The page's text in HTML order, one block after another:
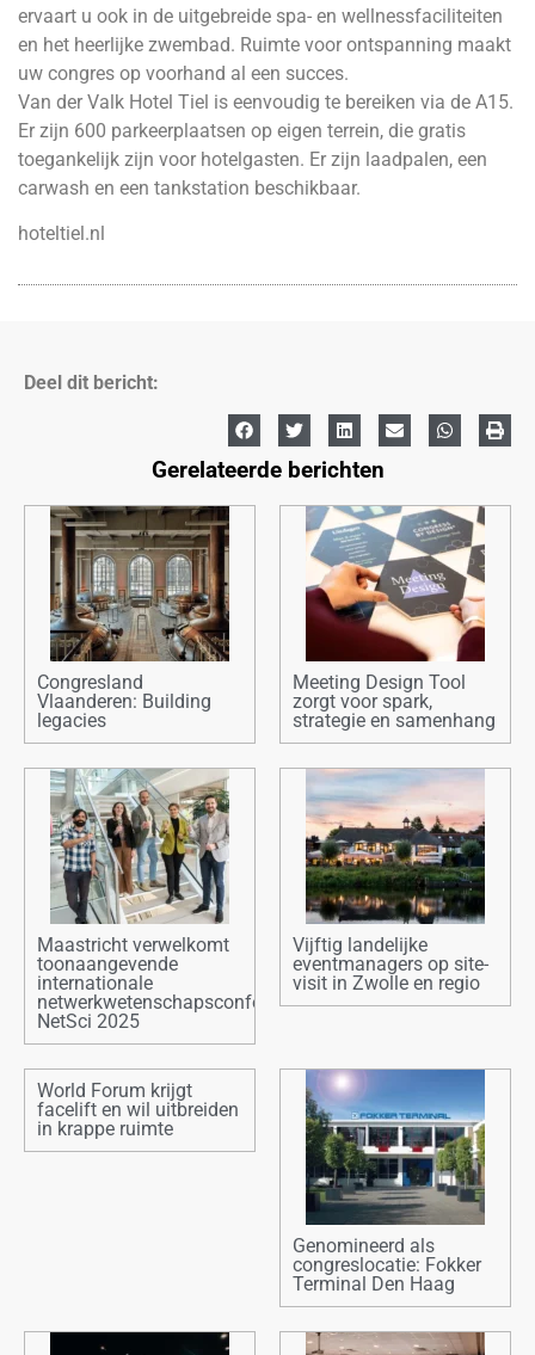
ervaart u ook in de uitgebreide spa- en wellnessfaciliteiten
en het heerlijke zwembad. Ruimte voor ontspanning maakt
uw congres op voorhand al een succes.
Van der Valk Hotel Tiel is eenvoudig te bereiken via de A15.
Er zijn 600 parkeerplaatsen op eigen terrein, die gratis
toegankelijk zijn voor hotelgasten. Er zijn laadpalen, een
carwash en een tankstation beschikbaar.
hoteltiel.nl
Deel dit bericht:
Gerelateerde berichten
Congresland
Vlaanderen: Building
legacies
Meeting Design Tool
zorgt voor spark,
strategie en samenhang
Maastricht verwelkomt
toonaangevende
internationale
netwerkwetenschapsconferentie:
NetSci 2025
Vijftig landelijke
eventmanagers op site-
visit in Zwolle en regio
World Forum krijgt
facelift en wil uitbreiden
in krappe ruimte
Genomineerd als
congreslocatie: Fokker
Terminal Den Haag